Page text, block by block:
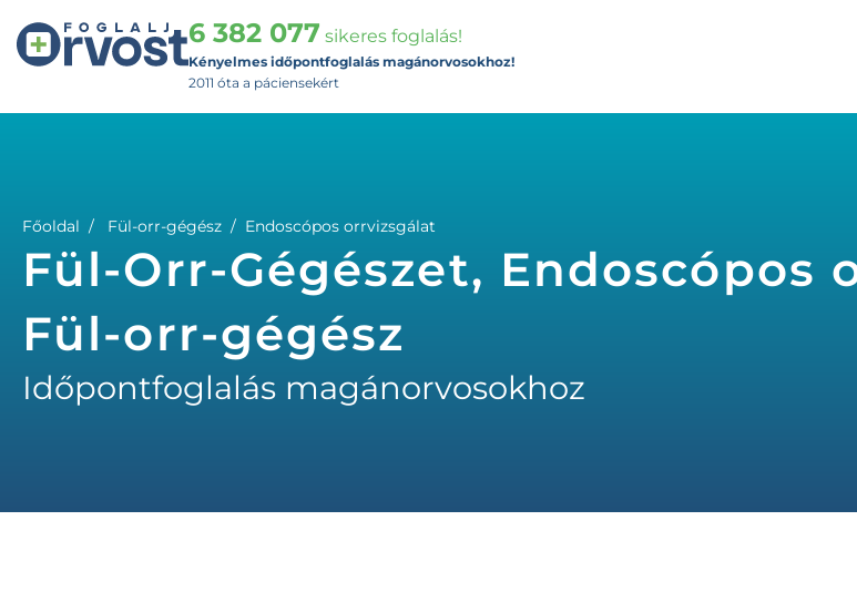
6 382 077 sikeres foglalás!
Kényelmes időpontfoglalás magánorvosokhoz!
2011 óta a páciensekért
Főoldal Fül-orr-gégész Endoscópos orrvizsgálat
Fül-Orr-Gégészet, Endoscópos
Fül-orr-gégész
Időpontfoglalás magánorvosokhoz